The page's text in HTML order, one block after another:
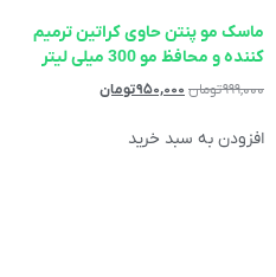
ماسک مو پنتن حاوی کراتین ترمیم
کننده و محافظ مو 300 میلی لیتر
۹۹۹,۰۰۰تومان ۹۵۰,۰۰۰تومان
افزودن به سبد خرید